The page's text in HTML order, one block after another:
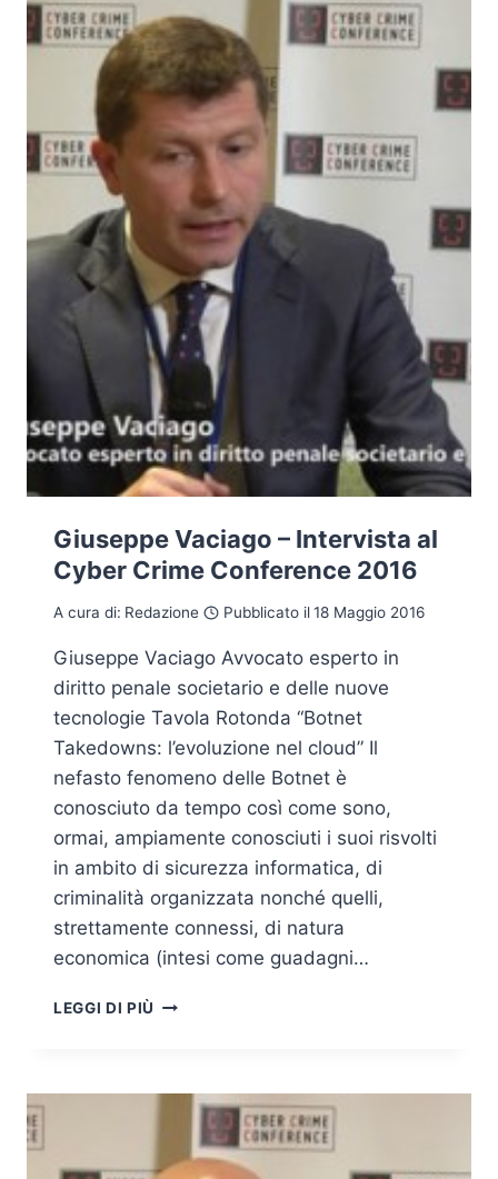
CONFERENCE
2016
Giuseppe Vaciago – Intervista al
Cyber Crime Conference 2016
A cura di: Redazione Pubblicato il18 Maggio 2016
Giuseppe Vaciago Avvocato esperto in
diritto penale societario e delle nuove
tecnologie Tavola Rotonda “Botnet
Takedowns: l’evoluzione nel cloud” Il
nefasto fenomeno delle Botnet è
conosciuto da tempo così come sono,
ormai, ampiamente conosciuti i suoi risvolti
in ambito di sicurezza informatica, di
criminalità organizzata nonché quelli,
strettamente connessi, di natura
economica (intesi come guadagni…
LEGGI DI PIÙ GIUSEPPE
AL
CRIME
CONFERENCE